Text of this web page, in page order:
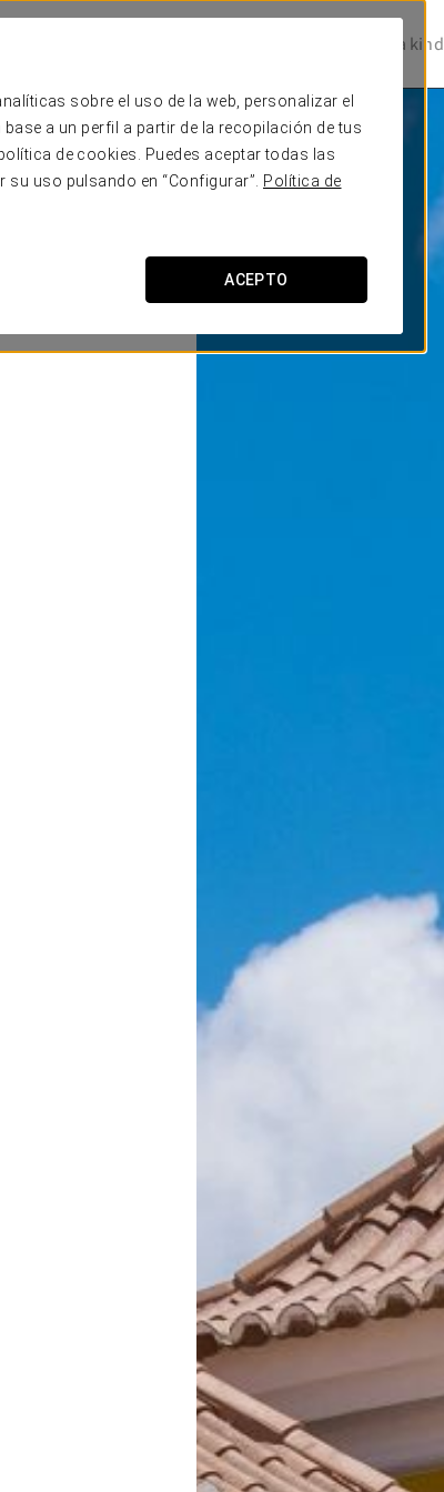
sobre el uso de la web, personalizar el
a un perfil a partir de la recopilación de tus
de cookies. Puedes aceptar todas las
uso pulsando en “Configurar”.
Política de
ACEPTO
Be one of a kind